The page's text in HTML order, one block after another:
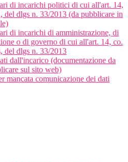
di incarichi politici di cui all'art. 14,
del dlgs n. 33/2013 (da pubblicare in
di incarichi di amministrazione, di
o di governo di cui all'art. 14, co.
del dlgs n. 33/2013
dall'incarico (documentazione da
sul sito web)
mancata comunicazione dei dati